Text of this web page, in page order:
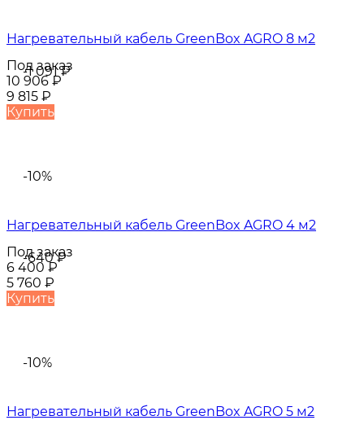
-1 091₽
Нагревательный кабель GreenBox AGRO 8 м2
Под заказ
10 906₽
9 815 ₽
Купить
-10%
-640₽
Нагревательный кабель GreenBox AGRO 4 м2
Под заказ
6 400₽
5 760 ₽
Купить
-10%
Нагревательный кабель GreenBox AGRO 5 м2